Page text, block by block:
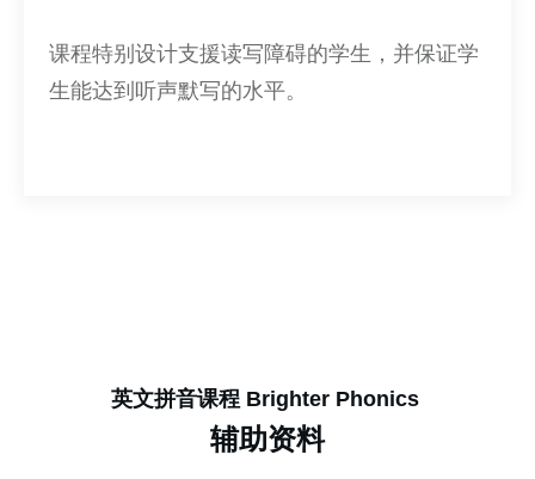
课程特别设计支援读写障碍的学生，并保证学
生能达到听声默写的水平。
英文拼音课程 Brighter Phonics
辅助资料